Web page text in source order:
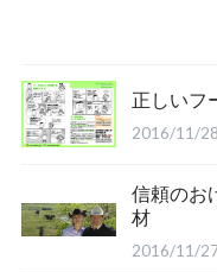
正しいフ
2016/11/28
信頼のお
材
2016/11/